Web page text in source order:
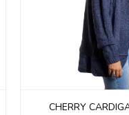
CHERRY